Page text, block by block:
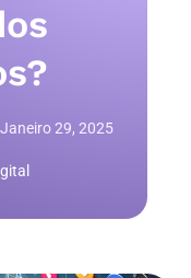
Janeiro 29, 2025